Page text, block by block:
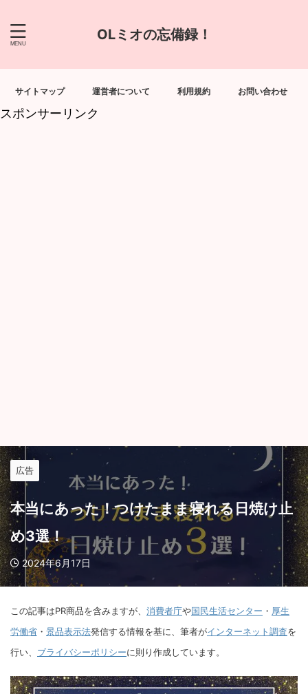
OLミオの忘備録！
サイトマップ 運営者について 利用規約 お問い合わせ
スポンサーリンク
広告
本当にあった！つけたまま寝れる日焼け止
め3選！
2024年6月17日
この記事はPR商品を含みますが、 消費者庁や国民生活センター ・ 厚生
労働省 ・ 景品表示法発信する情報を基に、筆者がインターネット調査を
行い、 ブライバシーポリシーに則り作成しています。